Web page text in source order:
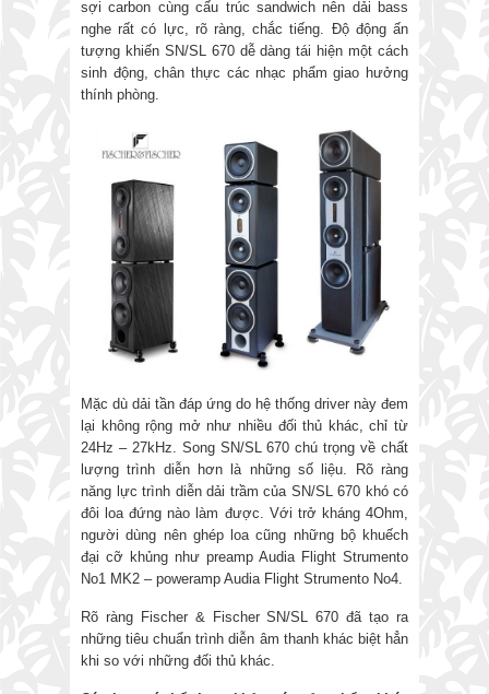
sợi carbon cùng cấu trúc sandwich nên dải bass
nghe rất có lực, rõ ràng, chắc tiếng. Độ động ấn
tượng khiến SN/SL 670 dễ dàng tái hiện một cách
sinh động, chân thực các nhạc phẩm giao hưởng
thính phòng.
Mặc dù dải tần đáp ứng do hệ thống driver này đem
lại không rộng mở như nhiều đối thủ khác, chỉ từ
24Hz – 27kHz. Song SN/SL 670 chú trọng về chất
lượng trình diễn hơn là những số liệu. Rõ ràng
năng lực trình diễn dải trầm của SN/SL 670 khó có
đôi loa đứng nào làm được. Với trở kháng 4Ohm,
người dùng nên ghép loa cũng những bộ khuếch
đại cỡ khủng như preamp Audia Flight Strumento
No1 MK2 – poweramp Audia Flight Strumento No4.
Rõ ràng Fischer & Fischer SN/SL 670 đã tạo ra
những tiêu chuẩn trình diễn âm thanh khác biệt hẳn
khi so với những đối thủ khác.